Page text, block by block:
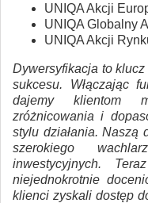
UNIQA Akcji
UNIQA Globalny
UNIQA Akcji
Dywersyfikacja to
sukcesu. Włączając
dajemy klientom
zróżnicowania i
stylu działania. Naszą
szerokiego
inwestycyjnych.
niejednokrotnie
klienci zyskali dostęp